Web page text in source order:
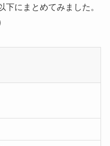
にまとめてみました。